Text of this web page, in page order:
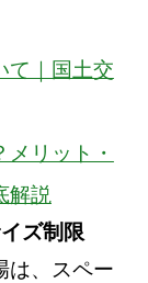
て｜国土交
リット・
解説
ズ制限
は、スペー